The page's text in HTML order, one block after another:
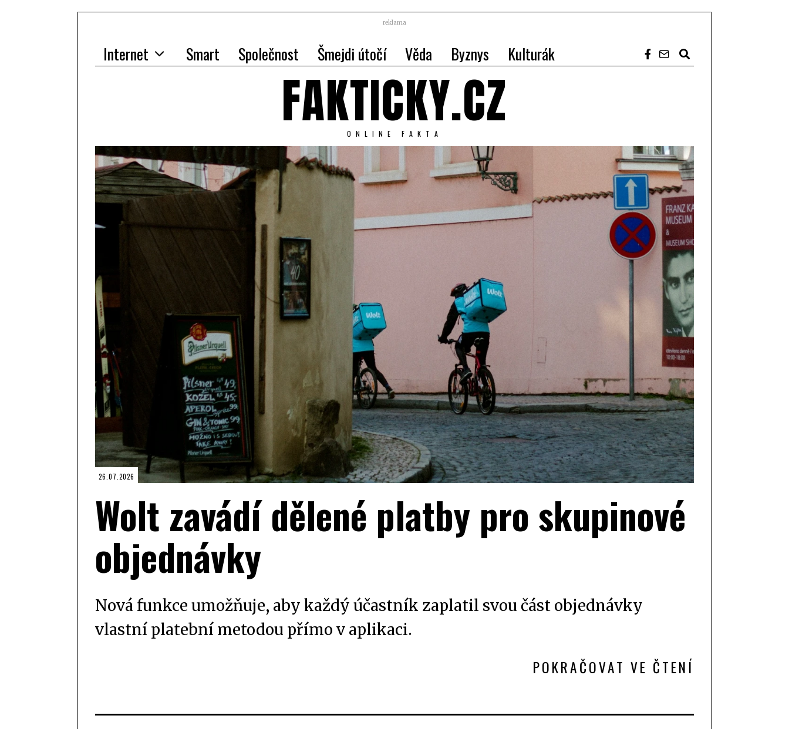
reklama
Internet Smart Společnost Šmejdi útočí Věda Byznys Kulturák
FAKTICKY.CZ
ONLINE FAKTA
26.07.2026
Wolt zavádí dělené platby pro skupinové
objednávky
Nová funkce umožňuje, aby každý účastník zaplatil svou část objednávky
vlastní platební metodou přímo v aplikaci.
POKRAČOVAT VE ČTENÍ